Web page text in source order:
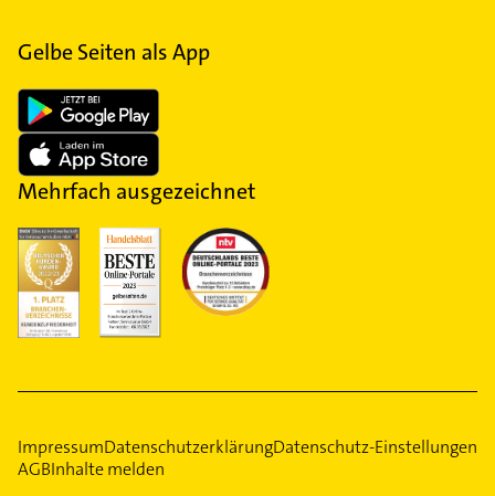
Gelbe Seiten als App
Mehrfach ausgezeichnet
ImpressumDatenschutzerklärungDatenschutz-Einstellungen
AGBInhalte melden